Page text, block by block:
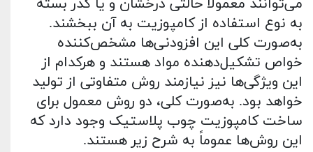
می‌توانند معمولاً حالتی درخشان و یا کدر بسته
به نوع استفاده از کامپوزیت به آن ببخشند.
به‌صورت کلی این افزودنی‌ها مشخص‌کننده
خواص تشکیل‌دهنده مواد هستند و هرکدام از
این ویژگی‌ها نیز نیازمند روش متفاوتی از تولید
خواهد بود. به‌صورت کلی، دو روش معمول برای
ساخت کامپوزیت چوب پلاستیک وجود دارد که
این روش‌ها عموماً به شرح زیر هستند.